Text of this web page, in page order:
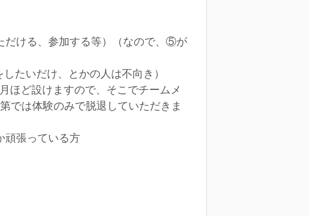
だける、参加する等）（なので、⑤が
たいだけ、とかの人は不向き）
ほど設けますので、そこでチームメ
では体験のみで脱退していただきま
頑張っている方